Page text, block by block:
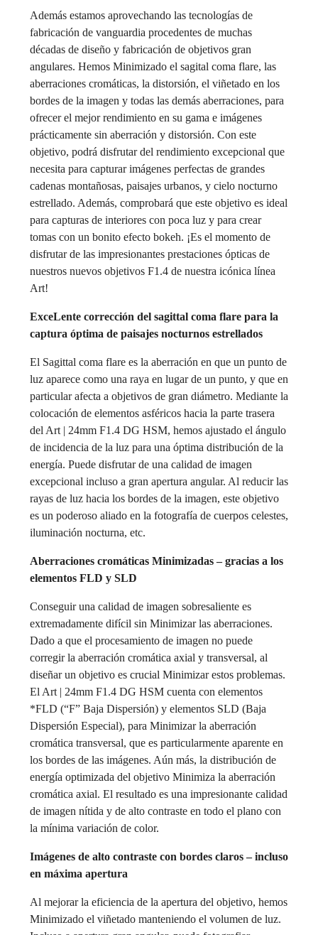
Además estamos aprovechando las tecnologías de
fabricación de vanguardia procedentes de muchas
décadas de diseño y fabricación de objetivos gran
angulares. Hemos Minimizado el sagital coma flare, las
aberraciones cromáticas, la distorsión, el viñetado en los
bordes de la imagen y todas las demás aberraciones, para
ofrecer el mejor rendimiento en su gama e imágenes
prácticamente sin aberración y distorsión. Con este
objetivo, podrá disfrutar del rendimiento excepcional que
necesita para capturar imágenes perfectas de grandes
cadenas montañosas, paisajes urbanos, y cielo nocturno
estrellado. Además, comprobará que este objetivo es ideal
para capturas de interiores con poca luz y para crear
tomas con un bonito efecto bokeh. ¡Es el momento de
disfrutar de las impresionantes prestaciones ópticas de
nuestros nuevos objetivos F1.4 de nuestra icónica línea
Art!
ExceLente corrección del sagittal coma flare para la
captura óptima de paisajes nocturnos estrellados
El Sagittal coma flare es la aberración en que un punto de
luz aparece como una raya en lugar de un punto, y que en
particular afecta a objetivos de gran diámetro. Mediante la
colocación de elementos asféricos hacia la parte trasera
del Art | 24mm F1.4 DG HSM, hemos ajustado el ángulo
de incidencia de la luz para una óptima distribución de la
energía. Puede disfrutar de una calidad de imagen
excepcional incluso a gran apertura angular. Al reducir las
rayas de luz hacia los bordes de la imagen, este objetivo
es un poderoso aliado en la fotografía de cuerpos celestes,
iluminación nocturna, etc.
Aberraciones cromáticas Minimizadas – gracias a los
elementos FLD y SLD
Conseguir una calidad de imagen sobresaliente es
extremadamente difícil sin Minimizar las aberraciones.
Dado a que el procesamiento de imagen no puede
corregir la aberración cromática axial y transversal, al
diseñar un objetivo es crucial Minimizar estos problemas.
El Art | 24mm F1.4 DG HSM cuenta con elementos
*FLD (“F” Baja Dispersión) y elementos SLD (Baja
Dispersión Especial), para Minimizar la aberración
cromática transversal, que es particularmente aparente en
los bordes de las imágenes. Aún más, la distribución de
energía optimizada del objetivo Minimiza la aberración
cromática axial. El resultado es una impresionante calidad
de imagen nítida y de alto contraste en todo el plano con
la mínima variación de color.
Imágenes de alto contraste con bordes claros – incluso
en máxima apertura
Al mejorar la eficiencia de la apertura del objetivo, hemos
Minimizado el viñetado manteniendo el volumen de luz.